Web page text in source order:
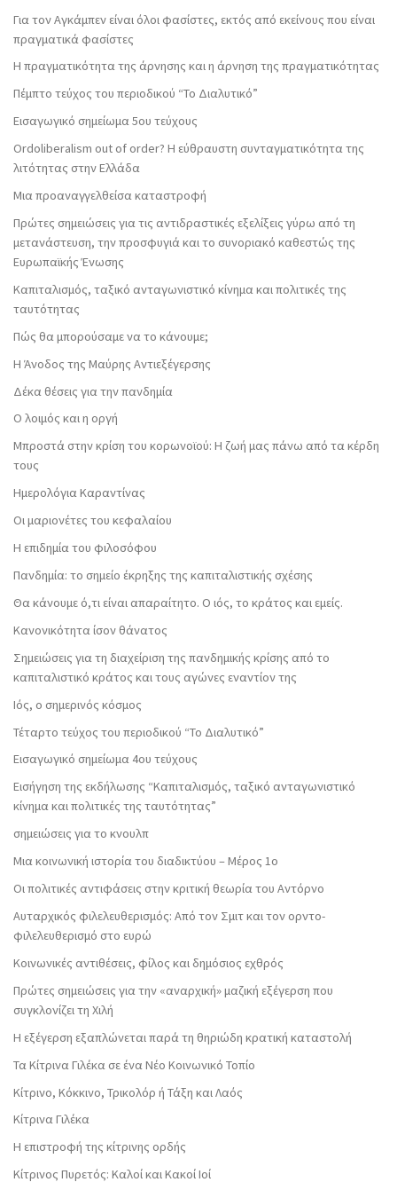
Για τον Αγκάμπεν είναι όλοι φασίστες, εκτός από εκείνους που είναι
πραγματικά φασίστες
Η πραγματικότητα της άρνησης και η άρνηση της πραγματικότητας
Πέμπτο τεύχος του περιοδικού “Το Διαλυτικό”
Εισαγωγικό σημείωμα 5ου τεύχους
Ordoliberalism out of order? Η εύθραυστη συνταγματικότητα της
λιτότητας στην Ελλάδα
Μια προαναγγελθείσα καταστροφή
Πρώτες σημειώσεις για τις αντιδραστικές εξελίξεις γύρω από τη
μετανάστευση, την προσφυγιά και το συνοριακό καθεστώς της
Ευρωπαϊκής Ένωσης
Καπιταλισμός, ταξικό ανταγωνιστικό κίνημα και πολιτικές της
ταυτότητας
Πώς θα μπορούσαμε να το κάνουμε;
Η Άνοδος της Μαύρης Αντιεξέγερσης
Δέκα θέσεις για την πανδημία
Ο λοιμός και η οργή
Μπροστά στην κρίση του κορωνοϊού: Η ζωή μας πάνω από τα κέρδη
τους
Ημερολόγια Καραντίνας
Οι μαριονέτες του κεφαλαίου
Η επιδημία του φιλοσόφου
Πανδημία: το σημείο έκρηξης της καπιταλιστικής σχέσης
Θα κάνουμε ό,τι είναι απαραίτητο. Ο ιός, το κράτος και εμείς.
Κανονικότητα ίσον θάνατος
Σημειώσεις για τη διαχείριση της πανδημικής κρίσης από το
καπιταλιστικό κράτος και τους αγώνες εναντίον της
Ιός, ο σημερινός κόσμος
Τέταρτο τεύχος του περιοδικού “Το Διαλυτικό”
Εισαγωγικό σημείωμα 4ου τεύχους
Εισήγηση της εκδήλωσης “Καπιταλισμός, ταξικό ανταγωνιστικό
κίνημα και πολιτικές της ταυτότητας”
σημειώσεις για το κνουλπ
Μια κοινωνική ιστορία του διαδικτύου – Μέρος 1ο
Οι πολιτικές αντιφάσεις στην κριτική θεωρία του Αντόρνο
Αυταρχικός φιλελευθερισμός: Από τον Σμιτ και τον ορντο-
φιλελευθερισμό στο ευρώ
Κοινωνικές αντιθέσεις, φίλος και δημόσιος εχθρός
Πρώτες σημειώσεις για την «αναρχική» μαζική εξέγερση που
συγκλονίζει τη Χιλή
Η εξέγερση εξαπλώνεται παρά τη θηριώδη κρατική καταστολή
Τα Κίτρινα Γιλέκα σε ένα Νέο Κοινωνικό Τοπίο
Κίτρινο, Κόκκινο, Τρικολόρ ή Τάξη και Λαός
Κίτρινα Γιλέκα
Η επιστροφή της κίτρινης ορδής
Κίτρινος Πυρετός: Καλοί και Κακοί Ιοί